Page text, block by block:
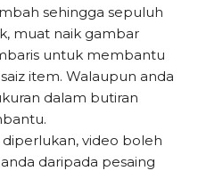
sehingga sepuluh
muat naik gambar
untuk membantu
item. Walaupun anda
dalam butiran
video boleh
daripada pesaing